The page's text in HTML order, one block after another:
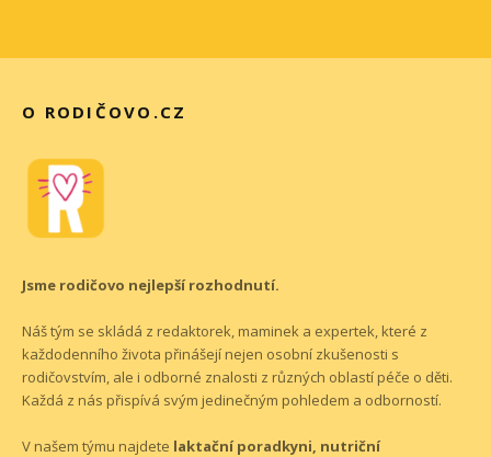
O RODIČOVO.CZ
Jsme rodičovo nejlepší rozhodnutí.
Náš tým se skládá z redaktorek, maminek a expertek, které z
každodenního života přinášejí nejen osobní zkušenosti s
rodičovstvím, ale i odborné znalosti z různých oblastí péče o děti.
Každá z nás přispívá svým jedinečným pohledem a odborností.
V našem týmu najdete laktační poradkyni, nutriční